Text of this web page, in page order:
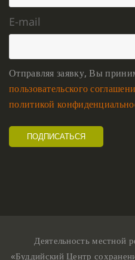
E-mail
Отправляя заявку, Вы
пользовательского
политикой
Деятельность местной
«Буддийский Центр